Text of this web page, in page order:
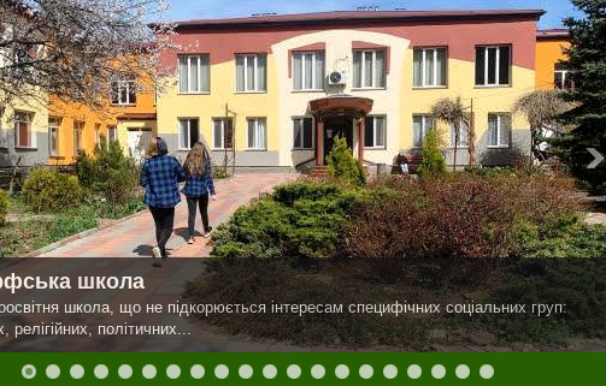
школа
школа, що не підкорюється інтересам специфічних соціальних груп:
релігійних, політичних...